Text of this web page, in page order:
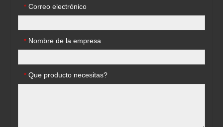
* Correo electrónico
* Nombre de la empresa
* Que producto necesitas?